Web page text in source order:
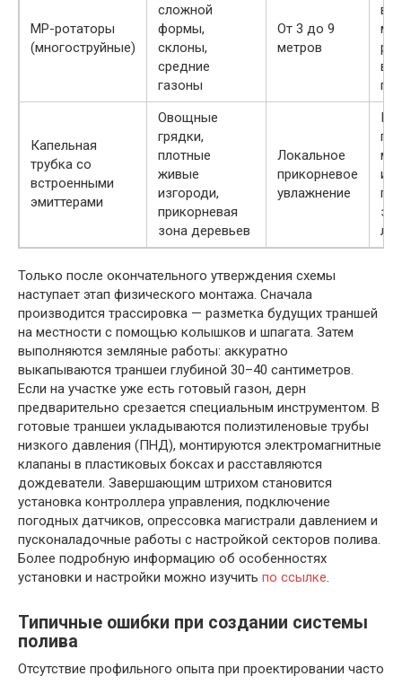
MP-ротаторы
(многоструйные)
сложной
формы,
склоны,
средние
газоны
От 3 до 9
метров
Капельная
трубка со
встроенными
эмиттерами
Овощные
грядки,
плотные
живые
изгороди,
прикорневая
зона деревьев
Локальное
прикорневое
увлажнение
Только после окончательного утверждения схемы
наступает этап физического монтажа. Сначала
производится трассировка — разметка будущих траншей
на местности с помощью колышков и шпагата. Затем
выполняются земляные работы: аккуратно
выкапываются траншеи глубиной 30–40 сантиметров.
Если на участке уже есть готовый газон, дерн
предварительно срезается специальным инструментом. В
готовые траншеи укладываются полиэтиленовые трубы
низкого давления (ПНД), монтируются электромагнитные
клапаны в пластиковых боксах и расставляются
дождеватели. Завершающим штрихом становится
установка контроллера управления, подключение
погодных датчиков, опрессовка магистрали давлением и
пусконаладочные работы с настройкой секторов полива.
Более подробную информацию об особенностях
установки и настройки можно изучить по ссылке.
Типичные ошибки при создании системы
полива
Отсутствие профильного опыта при проектировании часто